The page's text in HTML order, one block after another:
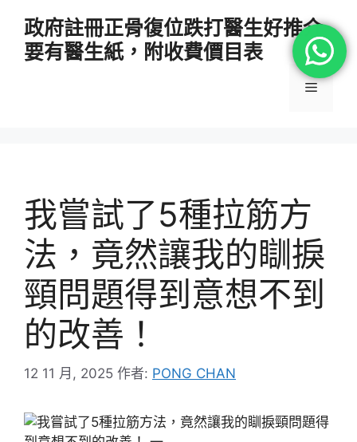
政府註冊正骨復位跌打醫生好推介
要有醫生紙，附收費價目表
選
我嘗試了5種拉筋方
法，竟然讓我的瞓捩
頸問題得到意想不到
的改善！
12 11 月, 2025 作者: PONG CHAN